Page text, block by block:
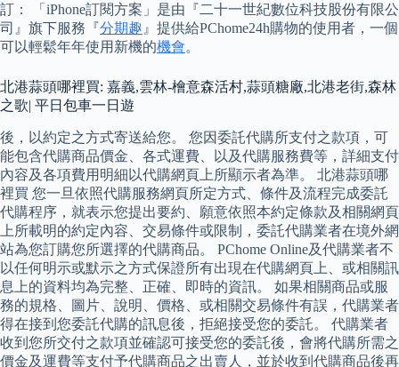
訂： 「iPhone訂閱方案」是由『二十一世紀數位科技股份有限公
司』旗下服務『分期趣 』提供給PChome24h購物的使用者，一個
可以輕鬆年年使用新機的機會。
北港蒜頭哪裡買: 嘉義,雲林-檜意森活村,蒜頭糖廠,北港老街,森林
之歌| 平日包車一日遊
後，以約定之方式寄送給您。 您因委託代購所支付之款項，可
能包含代購商品價金、各式運費、以及代購服務費等，詳細支付
內容及各項費用明細以代購網頁上所顯示者為準。 北港蒜頭哪
裡買 您一旦依照代購服務網頁所定方式、條件及流程完成委託
代購程序，就表示您提出要約、願意依照本約定條款及相關網頁
上所載明的約定內容、交易條件或限制，委託代購業者在境外網
站為您訂購您所選擇的代購商品。 PChome Online及代購業者不
以任何明示或默示之方式保證所有出現在代購網頁上、或相關訊
息上的資料均為完整、正確、即時的資訊。 如果相關商品或服
務的規格、圖片、說明、價格、或相關交易條件有誤，代購業者
得在接到您委託代購的訊息後，拒絕接受您的委託。 代購業者
收到您所交付之款項並確認可接受您的委託後，會將代購所需之
價金及運費等支付予代購商品之出賣人，並於收到代購商品後再